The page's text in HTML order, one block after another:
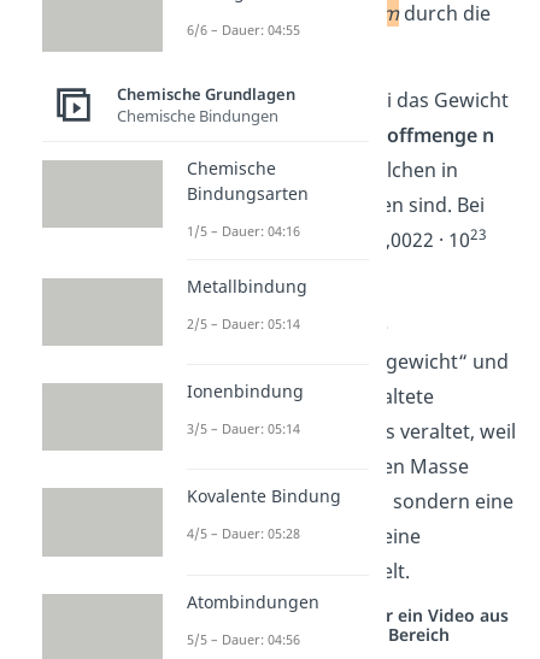
mdurch die
DieMasse m
ist dabei das Gewicht
Stoffmenge n
sagt aus, wie viele Teilchen in
deinem Stoff enthalten sind. Bei
einem Mol sind das 6,0022 · 1023
Teilchen.
Beachte:Die Begriffe
„Atomgewicht“, „Molgewicht“ und
„Molmasse“ sind veraltete
Begriffe. Sie gelten als veraltet, weil
es sich bei der molaren Masse
nichtum eine Masse, sondern eine
Masse pro Mol
, also eine
Stoffkonstante handelt.
Studyflix vernetzt: Hier ein Video aus
einem anderen Bereich
6/6 – Dauer: 04:55
Chemische Grundlagen
Chemische Bindungen
Chemische
Bindungsarten
1/5 – Dauer: 04:16
Metallbindung
2/5 – Dauer: 05:14
Ionenbindung
3/5 – Dauer: 05:14
Kovalente Bindung
4/5 – Dauer: 05:28
Atombindungen
5/5 – Dauer: 04:56